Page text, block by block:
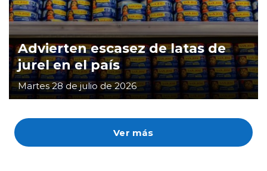
Ver más
Advierten escasez de latas de
jurel en el país
Martes 28 de julio de 2026